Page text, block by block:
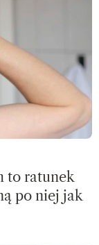
to ratunek
po niej jak